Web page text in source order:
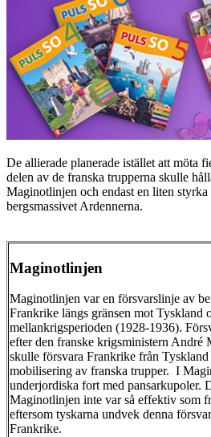
De allierade planerade istället att möta
delen av de franska trupperna skulle
Maginotlinjen och endast en liten styrka
bergsmassivet Ardennerna.
Maginotlinjen
Maginotlinjen var en försvarslinje av
Frankrike längs gränsen mot Tyskland
mellankrigsperioden (1928-1936).
efter den franske krigsministern André
skulle försvara Frankrike från
mobilisering av franska trupper. I
underjordiska fort med pansarkupoler.
Maginotlinjen inte var så effektiv som
eftersom tyskarna undvek denna
Frankrike.